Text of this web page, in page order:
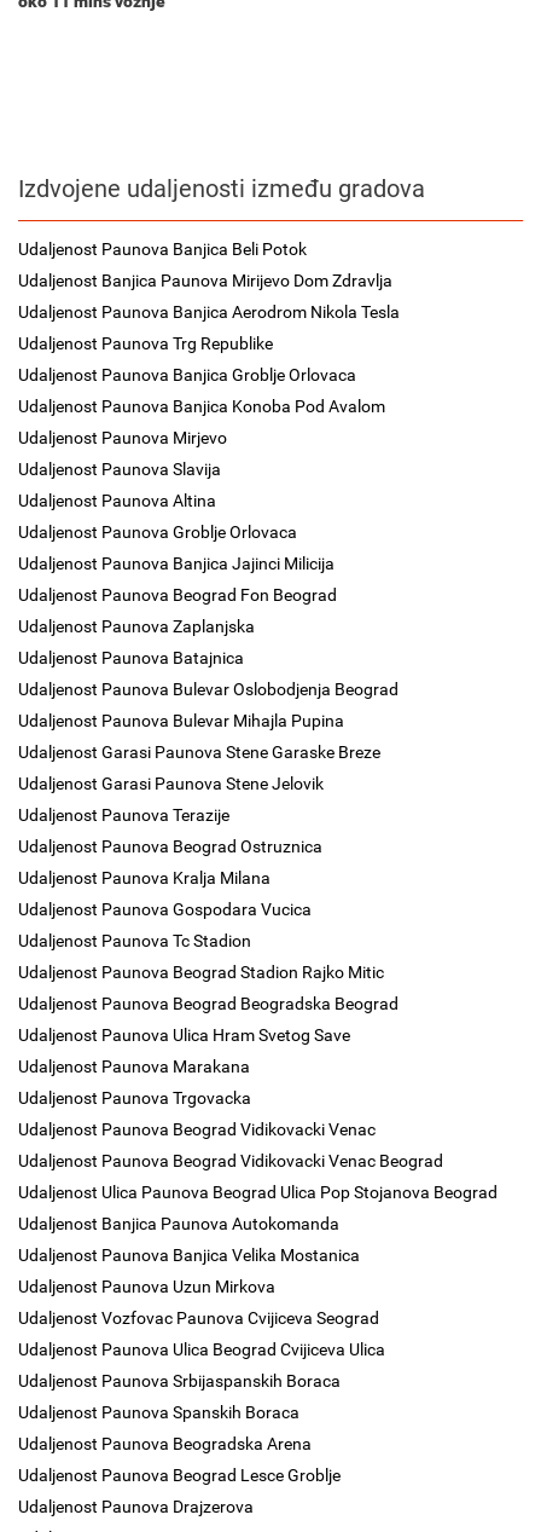
Izdvojene udaljenosti između gradova
Udaljenost Paunova Banjica Beli Potok
Udaljenost Banjica Paunova Mirijevo Dom Zdravlja
Udaljenost Paunova Banjica Aerodrom Nikola Tesla
Udaljenost Paunova Trg Republike
Udaljenost Paunova Banjica Groblje Orlovaca
Udaljenost Paunova Banjica Konoba Pod Avalom
Udaljenost Paunova Mirjevo
Udaljenost Paunova Slavija
Udaljenost Paunova Altina
Udaljenost Paunova Groblje Orlovaca
Udaljenost Paunova Banjica Jajinci Milicija
Udaljenost Paunova Beograd Fon Beograd
Udaljenost Paunova Zaplanjska
Udaljenost Paunova Batajnica
Udaljenost Paunova Bulevar Oslobodjenja Beograd
Udaljenost Paunova Bulevar Mihajla Pupina
Udaljenost Garasi Paunova Stene Garaske Breze
Udaljenost Garasi Paunova Stene Jelovik
Udaljenost Paunova Terazije
Udaljenost Paunova Beograd Ostruznica
Udaljenost Paunova Kralja Milana
Udaljenost Paunova Gospodara Vucica
Udaljenost Paunova Tc Stadion
Udaljenost Paunova Beograd Stadion Rajko Mitic
Udaljenost Paunova Beograd Beogradska Beograd
Udaljenost Paunova Ulica Hram Svetog Save
Udaljenost Paunova Marakana
Udaljenost Paunova Trgovacka
Udaljenost Paunova Beograd Vidikovacki Venac
Udaljenost Paunova Beograd Vidikovacki Venac Beograd
Udaljenost Ulica Paunova Beograd Ulica Pop Stojanova Beograd
Udaljenost Banjica Paunova Autokomanda
Udaljenost Paunova Banjica Velika Mostanica
Udaljenost Paunova Uzun Mirkova
Udaljenost Vozfovac Paunova Cvijiceva Seograd
Udaljenost Paunova Ulica Beograd Cvijiceva Ulica
Udaljenost Paunova Srbijaspanskih Boraca
Udaljenost Paunova Spanskih Boraca
Udaljenost Paunova Beogradska Arena
Udaljenost Paunova Beograd Lesce Groblje
Udaljenost Paunova Drajzerova